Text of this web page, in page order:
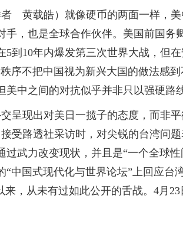
者 黄载皓）就像硬币的两面一样，
手，也是全球合作伙伴。美国前国务
5到10年内爆发第三次世界大战，但
序不把中国视为新兴大国的做法感
美中之间的对抗似乎并非只以强硬路
呈现出对美日一揽子的态度，而非
受路透社采访时，对尖锐的台湾问
武力改变现状，并且是“一个全球性
“中国式现代化与世界论坛”上回应台
来，从未有过如此公开的舌战。4月